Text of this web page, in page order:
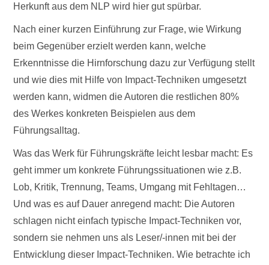
Herkunft aus dem NLP wird hier gut spürbar.
Nach einer kurzen Einführung zur Frage, wie Wirkung
beim Gegenüber erzielt werden kann, welche
Erkenntnisse die Hirnforschung dazu zur Verfügung stellt
und wie dies mit Hilfe von Impact-Techniken umgesetzt
werden kann, widmen die Autoren die restlichen 80%
des Werkes konkreten Beispielen aus dem
Führungsalltag.
Was das Werk für Führungskräfte leicht lesbar macht: Es
geht immer um konkrete Führungssituationen wie z.B.
Lob, Kritik, Trennung, Teams, Umgang mit Fehltagen…
Und was es auf Dauer anregend macht: Die Autoren
schlagen nicht einfach typische Impact-Techniken vor,
sondern sie nehmen uns als Leser/-innen mit bei der
Entwicklung dieser Impact-Techniken. Wie betrachte ich